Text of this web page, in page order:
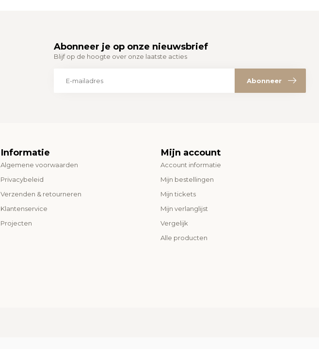
Abonneer je op onze nieuwsbrief
Blijf op de hoogte over onze laatste acties
Abonneer
Informatie
Algemene voorwaarden
Privacybeleid
Verzenden & retourneren
Klantenservice
Projecten
Mijn account
Account informatie
Mijn bestellingen
Mijn tickets
Mijn verlanglijst
Vergelijk
Alle producten